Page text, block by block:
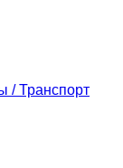
/ Транспорт